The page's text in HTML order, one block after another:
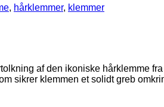
, hårklemmer, klemmer
af den ikoniske hårklemme
sikrer klemmen et solidt greb